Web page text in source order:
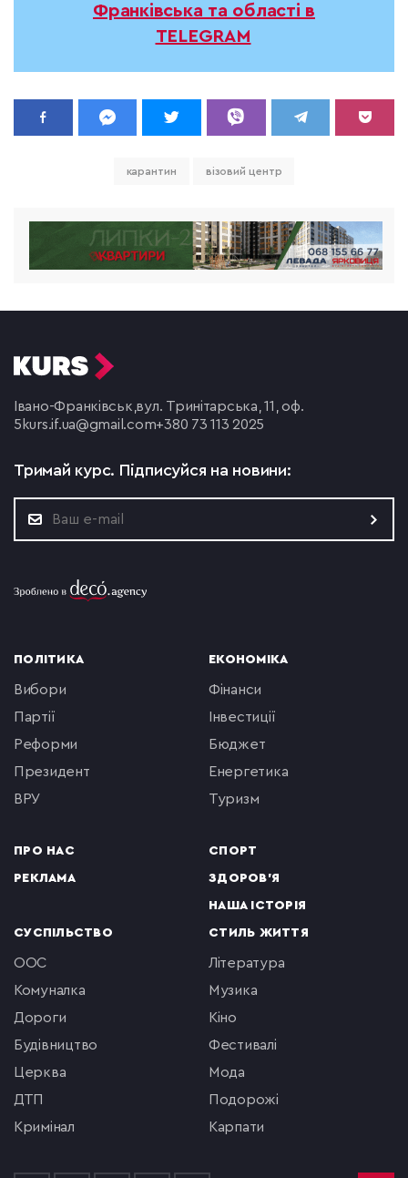
Франківська та області в
TELEGRAM
карантин візовий центр
Івано-Франківськ,вул. Тринітарська, 11, оф.
5 kurs.if.ua@gmail.com+380 73 113 2025
Тримай курс. Підписуйся на новини:
ПОЛІТИКА
вибори
партії
реформи
президент
ВРУ
ПРО НАС
РЕКЛАМА
ЕКОНОМІКА
фінанси
інвестиції
бюджет
енергетика
туризм
СПОРТ
ЗДОРОВ'Я
НАША ІСТОРІЯ
СУСПІЛЬСТВО
ООС
комуналка
Дороги
будівництво
церква
ДТП
кримінал
СТИЛЬ ЖИТТЯ
література
музика
кіно
фестивалі
мода
подорожі
Карпати